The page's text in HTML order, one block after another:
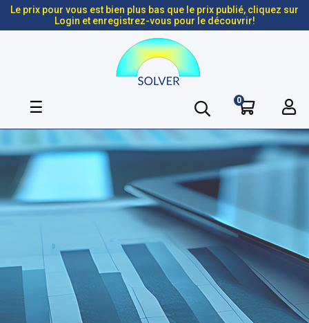
Le prix pour vous est bien plus bas que le prix publié, cliquez sur
Login et enregistrez-vous pour le découvrir!
Basculer
navigation
☰ 0